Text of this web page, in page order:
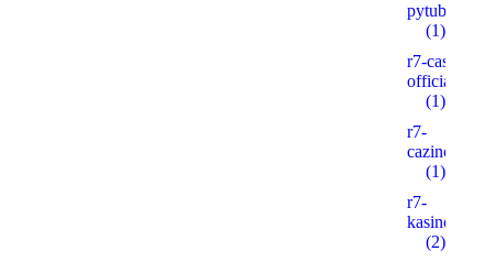
pytube.io5
(1)
r7-casino-
official2.xyz
(1)
r7-
cazinos.xyz
(1)
r7-
kasino8.site
(2)